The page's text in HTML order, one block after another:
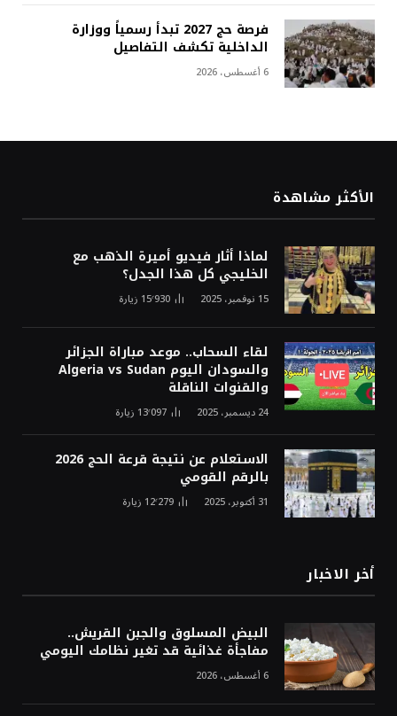
فرصة حج 2027 تبدأ رسمياً ووزارة
الداخلية تكشف التفاصيل
6 أغسطس، 2026
الأكثر مشاهدة
لماذا أثار فيديو أميرة الذهب مع
الخليجي كل هذا الجدل؟
15 نوفمبر، 2025 15٬930 زيارة
لقاء السحاب.. موعد مباراة الجزائر
والسودان اليوم Algeria vs Sudan
والقنوات الناقلة
24 ديسمبر، 2025 13٬097 زيارة
الاستعلام عن نتيجة قرعة الحج 2026
بالرقم القومي
31 أكتوبر، 2025 12٬279 زيارة
أخر الاخبار
البيض المسلوق والجبن القريش..
مفاجأة غذائية قد تغير نظامك اليومي
6 أغسطس، 2026